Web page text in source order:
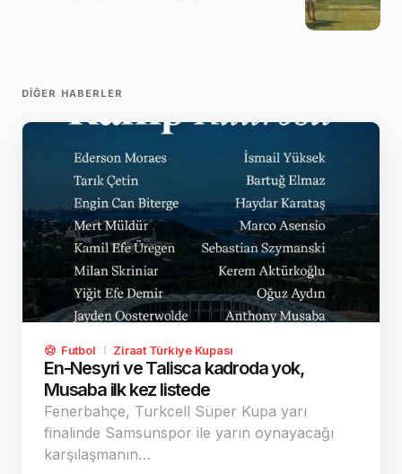
DIĞER HABERLER
Futbol Ziraat Türkiye Kupası
En-Nesyri ve Talisca kadroda yok,
Musaba ilk kez listede
Fenerbahçe, Turkcell Süper Kupa yarı
finalinde Samsunspor ile yarın oynayacağı
karşılaşmanın…